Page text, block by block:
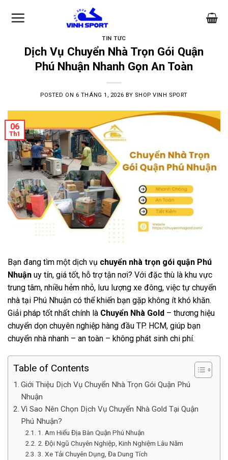
TIN TỨC
Dịch Vụ Chuyển Nhà Trọn Gói Quận
Phú Nhuận Nhanh Gọn An Toàn
POSTED ON 6 THÁNG 1, 2026 BY SHOP VINH SPORT
06
Th1
Bạn đang tìm một dịch vụ chuyển nhà trọn gói quận Phú
Nhuận uy tín, giá tốt, hỗ trợ tận nơi? Với đặc thù là khu vực
trung tâm, nhiều hẻm nhỏ, lưu lượng xe đông, việc tự chuyển
nhà tại Phú Nhuận có thể khiến bạn gặp không ít khó khăn.
Giải pháp tốt nhất chính là Chuyển Nhà Gold – thương hiệu
chuyển dọn chuyên nghiệp hàng đầu TP. HCM, giúp bạn
chuyển nhà nhanh – an toàn – không phát sinh chi phí.
Table of Contents
Giới Thiệu Dịch Vụ Chuyển Nhà Trọn Gói Quận Phú
Nhuận
Vì Sao Nên Chọn Dịch Vụ Chuyển Nhà Gold Tại Quận
Phú Nhuận?
1. Am Hiểu Địa Bàn Quận Phú Nhuận
2. Đội Ngũ Chuyên Nghiệp, Kinh Nghiệm Lâu Năm
3. Xe Tải Chuyên Dụng, Đa Dung Tích